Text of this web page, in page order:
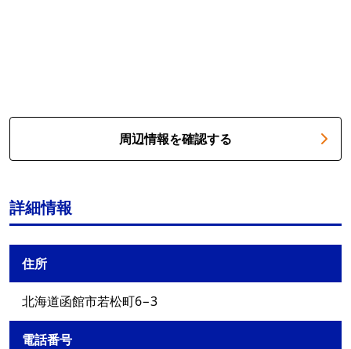
周辺情報を確認する
詳細情報
住所
北海道函館市若松町6−3
電話番号